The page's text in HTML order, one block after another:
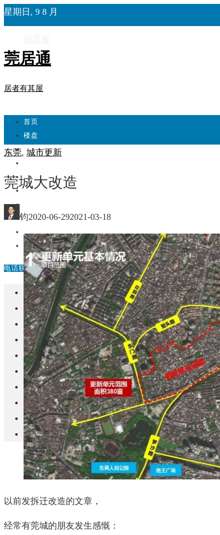
星期日, 9 8 月
莞居通
居者有其屋
首页
楼盘
学校
自建房
东莞
房产政策
中国
其他
电话联系
首页
楼盘
学校
住宅
自建房
东莞
城市更新
房产政策
中国
其他
东莞, 城市更新
莞城大改造
钧2020-06-292021-03-18
以前发拆迁改造的文章，
经常有莞城的朋友发生感慨：